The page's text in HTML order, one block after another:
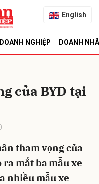
English
DOANH NGHIỆP DOANH
của BYD tại
tham vọng của
mắt ba mẫu xe
nhiều mẫu xe
Hủy